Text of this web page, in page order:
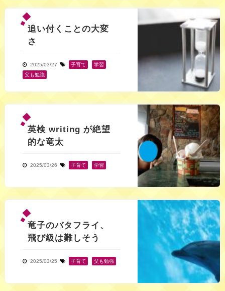
追い付くことの大変
さ
2025/03/27 子育て 学習
父も勉強
英検 writing が絶望
的な竜太
2025/03/26 子育て 学習
竜子のバタフライ、
飛び級は難しそう
2025/03/25 子育て 父も勉強